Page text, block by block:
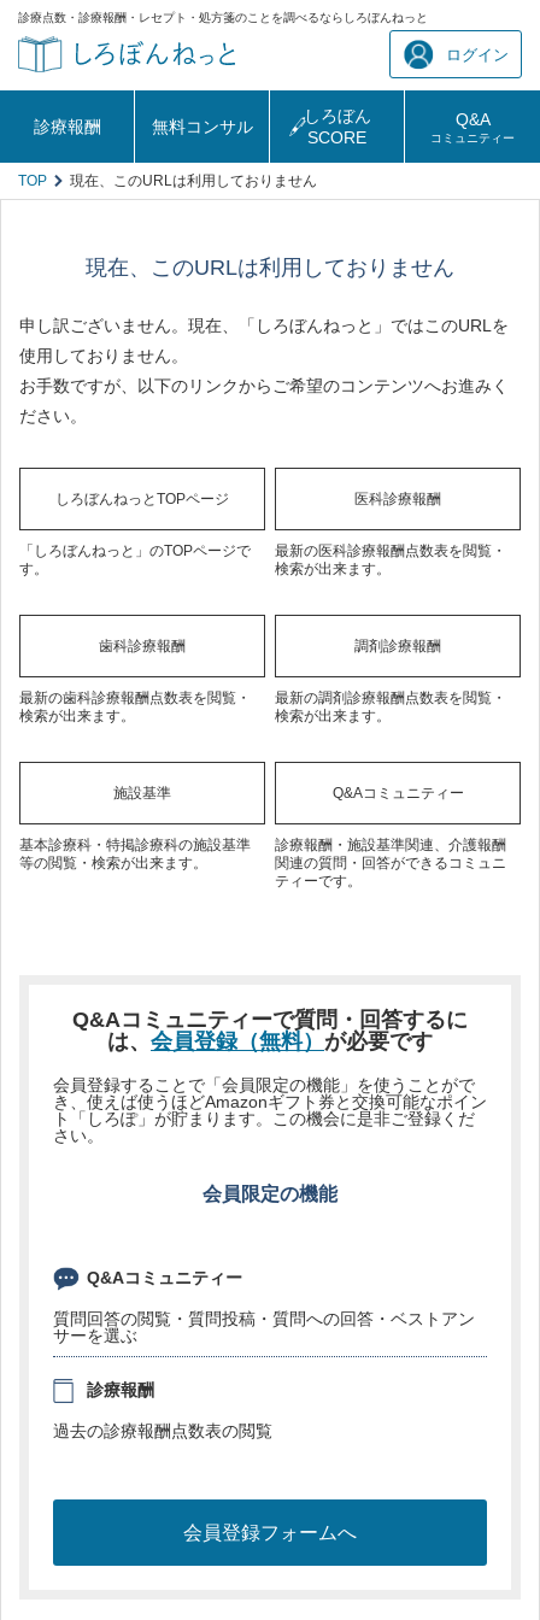
診療点数・診療報酬・レセプト・処方箋のことを調べるならしろぼんねっと
ログイン
診療報酬 無料コンサル
しろぼん
SCORE
Q&A
コミュニティー
TOP 現在、このURLは利用しておりません
現在、このURLは利用しておりません
申し訳ございません。現在、「しろぼんねっと」ではこのURLを
使用しておりません。
お手数ですが、以下のリンクからご希望のコンテンツへお進みく
ださい。
しろぼんねっとTOPページ
「しろぼんねっと」のTOPページで
す。
医科診療報酬
最新の医科診療報酬点数表を閲覧・
検索が出来ます。
歯科診療報酬
最新の歯科診療報酬点数表を閲覧・
検索が出来ます。
調剤診療報酬
最新の調剤診療報酬点数表を閲覧・
検索が出来ます。
施設基準
基本診療科・特掲診療科の施設基準
等の閲覧・検索が出来ます。
Q&Aコミュニティー
診療報酬・施設基準関連、介護報酬
関連の質問・回答ができるコミュニ
ティーです。
Q&Aコミュニティーで質問・回答するに
は、 会員登録（無料） が必要です
会員登録することで「会員限定の機能」を使うことがで
き、使えば使うほどAmazonギフト券と交換可能なポイン
ト「しろぽ」が貯まります。この機会に是非ご登録くだ
さい。
会員限定の機能
Q&Aコミュニティー
質問回答の閲覧・質問投稿・質問への回答・ベストアン
サーを選ぶ
診療報酬
過去の診療報酬点数表の閲覧
会員登録フォームへ